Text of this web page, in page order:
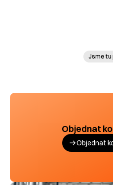
Jsme tu
Objednat
Objednat